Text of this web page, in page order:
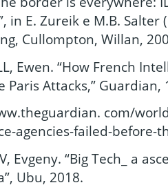
in E. Zureik e M.B. Salter
Cullompton, Willan,
Ewen. “How French
Paris Attacks,” Guardian,
com/
agencies-failed-before-
Evgeny. “Big Tech_ a
Ubu, 2018.